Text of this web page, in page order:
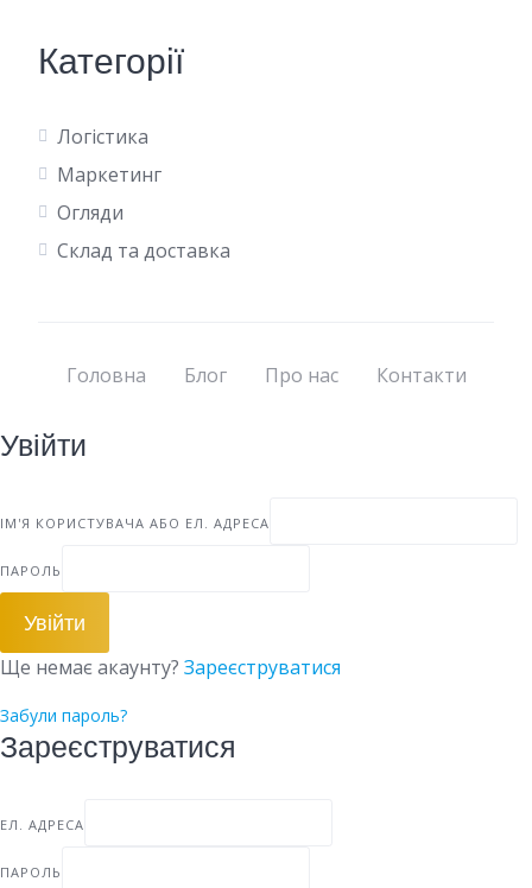
Категорії
Логістика
Маркетинг
Огляди
Склад та доставка
Головна Блог Про нас Контакти
Увійти
ІМ'Я КОРИСТУВАЧА АБО ЕЛ. АДРЕСА
ПАРОЛЬ
Увійти
Ще немає акаунту? Зареєструватися
Забули пароль?
Зареєструватися
ЕЛ. АДРЕСА
ПАРОЛЬ